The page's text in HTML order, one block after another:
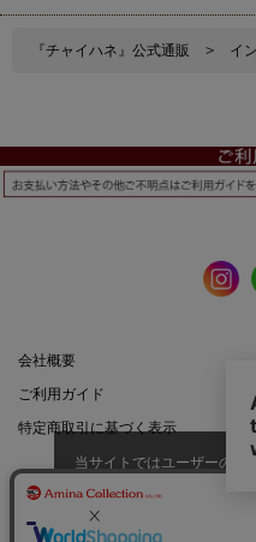
『チャイハネ』公式通販 > イ
会社概要
ご利用ガイド
特定商取引に基づく表示
スマート
当サイトではユーザーの利